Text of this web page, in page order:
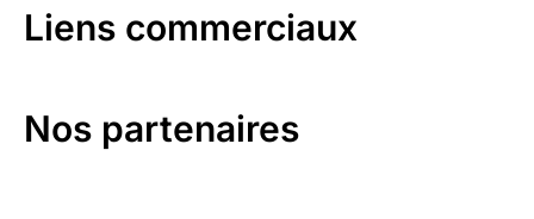
Liens commerciaux
Nos partenaires